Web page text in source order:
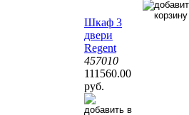
Шкаф 3
двери
Regent
457010
111560.00
руб.